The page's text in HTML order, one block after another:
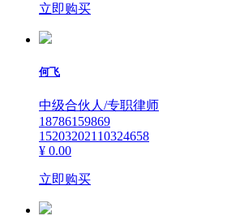
立即购买
何飞
中级合伙人/专职律师
18786159869
15203202110324658
¥ 0.00
立即购买